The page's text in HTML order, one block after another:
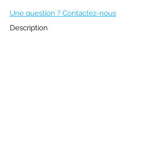
Une question ? Contactez-nous
Description